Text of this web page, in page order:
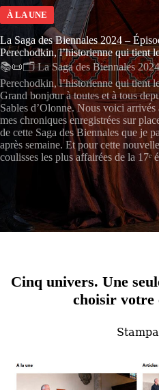
À LA UNE
La Saga des Biennales 2024 –
Perechodkin, l’historienne qui tient
📚📜🗂️ La Saga des Biennales
Perechodkin, l’historienne qui tient
Grand bonjour à toutes et à tous
Sables d’Olonne. Nous voici
mes chroniques enregistrées sur
de cette Saga des Biennales que je
après semaine. Et pour cette
coulisses les plus affairées de la
Cinq univers. Une
choisir votre
Stampa